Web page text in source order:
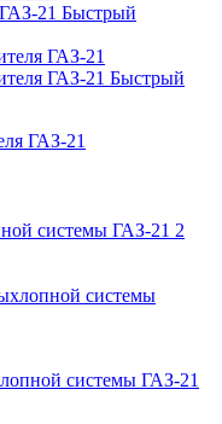
Быстрый
Быстрый
ГАЗ-21
системы ГАЗ-21